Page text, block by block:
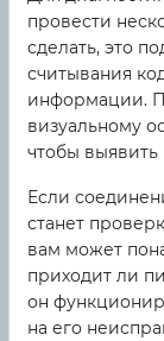
провести
сделать, это
считывания
информации.
визуальному
чтобы
Если
станет
вам может
приходит ли
он
на его